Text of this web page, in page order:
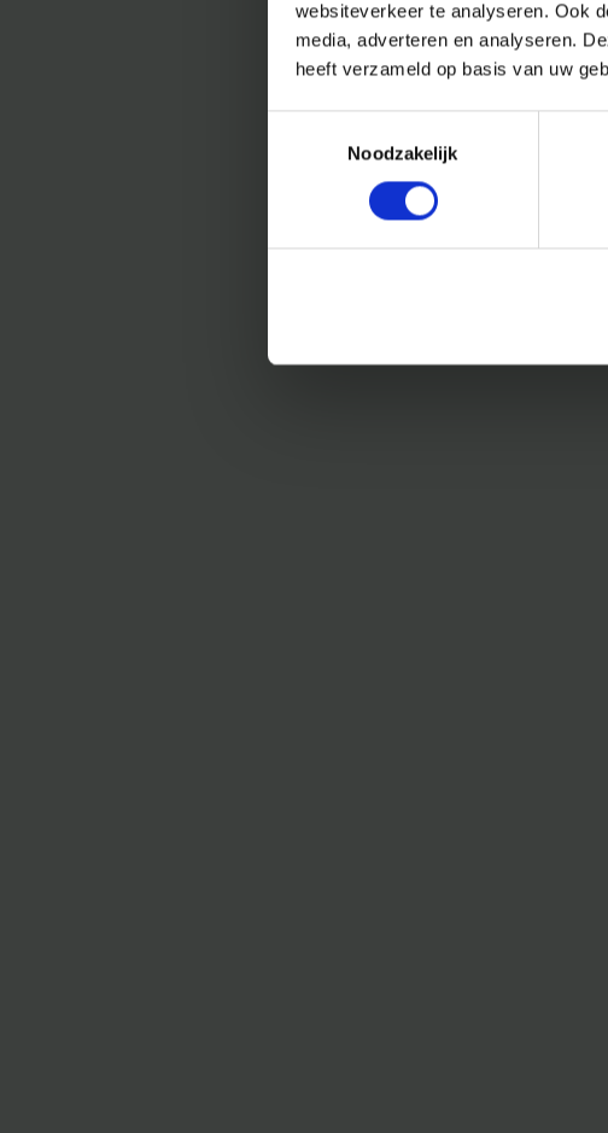
websiteverkeer te analyseren. Ook
media, adverteren en analyseren.
heeft verzameld op basis van uw
Noodzakelijk